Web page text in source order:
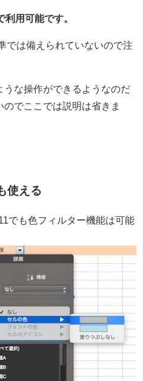
用可能です。
では備えられていないので注
うな操作ができるようなのだ
でここでは説明は省きま
使える
でも色フィルター機能は可能